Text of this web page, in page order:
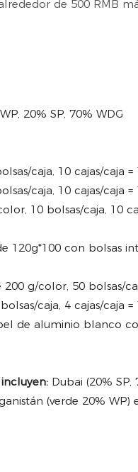
de 500 RMB
20% SP, 70% WDG
caja, 10 cajas/caja =
caja, 10 cajas/caja =
10 bolsas/caja, 10
con bolsas
g/color, 50 bolsas/
caja, 4 cajas/caja =
de aluminio blanco
Dubai (20% SP,
(verde 20% WP)